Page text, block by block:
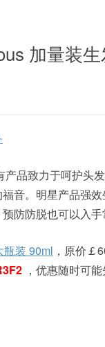
加量装
品致力于呵护头
音。明星产品强
防防脱也可以入手
瓶装 90ml ，原价￡
，优惠随时可